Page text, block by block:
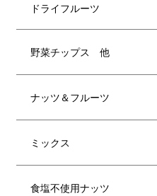
ドライフルーツ
野菜チップス 他
ナッツ＆フルーツ
ミックス
食塩不使用ナッツ